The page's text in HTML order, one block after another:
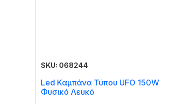
SKU: 068244
Led Καμπάνα Τύπου UFO 150W
Φυσικό Λευκό